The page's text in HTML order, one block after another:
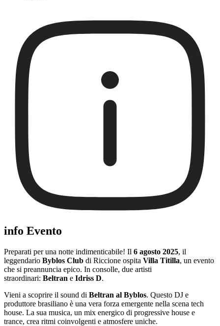
info Evento
Preparati per una notte indimenticabile! Il 6 agosto 2025, il
leggendario Byblos Club di Riccione ospita Villa Titilla, un evento
che si preannuncia epico. In consolle, due artisti
straordinari: Beltran e Idriss D.
Vieni a scoprire il sound di Beltran al Byblos. Questo DJ e
produttore brasiliano è una vera forza emergente nella scena tech
house. La sua musica, un mix energico di progressive house e
trance, crea ritmi coinvolgenti e atmosfere uniche.